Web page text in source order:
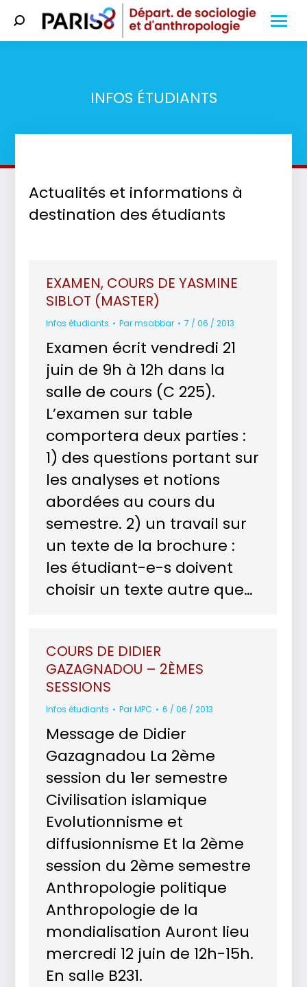
Search:
INFOS ÉTUDIANTS
Actualités et informations à
destination des étudiants
EXAMEN, COURS DE YASMINE
SIBLOT (MASTER)
Infos étudiants Parmsabbar 7 / 06 / 2013
Examen écrit vendredi 21
juin de 9h à 12h dans la
salle de cours (C 225).
L’examen sur table
comportera deux parties :
1) des questions portant sur
les analyses et notions
abordées au cours du
semestre. 2) un travail sur
un texte de la brochure :
les étudiant-e-s doivent
choisir un texte autre que…
COURS DE DIDIER
GAZAGNADOU – 2ÈMES
SESSIONS
Infos étudiants ParMPC 6 / 06 / 2013
Message de Didier
Gazagnadou La 2ème
session du 1er semestre
Civilisation islamique
Evolutionnisme et
diffusionnisme Et la 2ème
session du 2ème semestre
Anthropologie politique
Anthropologie de la
mondialisation Auront lieu
mercredi 12 juin de 12h-15h.
En salle B231.